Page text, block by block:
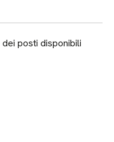
posti disponibili